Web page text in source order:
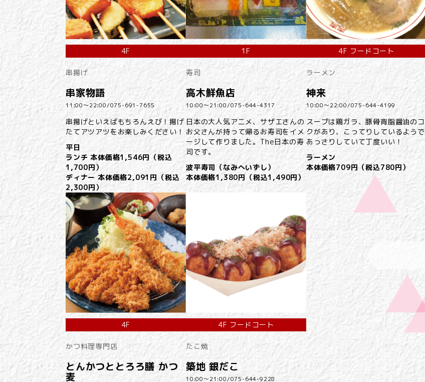
4F
串揚げ
串家物語
11:00～22:00/075-691-7655
串揚げといえばもちろんえび！揚げ
たてアツアツをお楽しみください！
平日
ランチ 本体価格1,546円（税込
1,700円）
ディナー 本体価格2,091円（税込
2,300円）
1F
寿司
高木鮮魚店
10:00～21:00/075-644-4317
日本の大人気アニメ、サザエさんの
お父さんが持って帰るお寿司をイメ
ージして作りました。The日本の寿
司です。
波平寿司（なみへいずし）
本体価格1,380円（税込1,490円）
4F フードコート
ラーメン
神来
10:00～22:00/075-644-4199
スープは鶏ガラ、豚骨背脂醤油のコ
クがあり、こってりしているようで
あっさりしていて丁度いい！
ラーメン
本体価格709円（税込780円）
4F
かつ料理専門店
とんかつととろろ膳 かつ
麦
4F フードコート
たこ焼
築地 銀だこ
10:00～21:00/075-644-9228